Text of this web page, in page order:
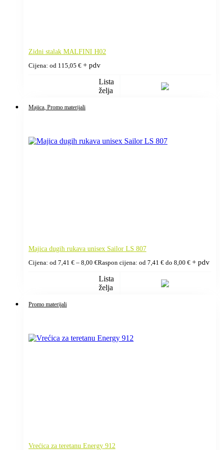
Zidni stalak MALFINI H02
Cijena: od 115,05 € + pdv
Lista
želja
Majica, Promo materijali
Majica dugih rukava unisex Sailor LS 807
Cijena: od 7,41 € – 8,00 €Raspon cijena: od 7,41 € do 8,00 € + pdv
Lista
želja
Promo materijali
Vrećica za teretanu Energy 912